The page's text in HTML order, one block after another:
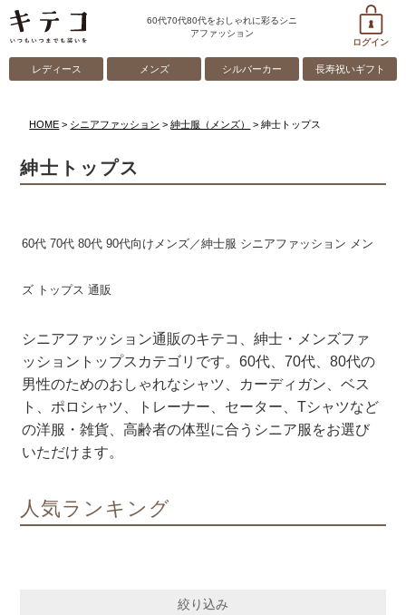
60代70代80代をおしゃれに彩るシニ
アファッション
ログイン
レディース メンズ シルバーカー 長寿祝いギフト
HOME シニアファッション 紳士服（メンズ） 紳士トップス
紳士トップス
60代 70代 80代 90代向けメンズ／紳士服 シニアファッション メン
ズ トップス 通販
シニアファッション通販のキテコ、紳士・メンズファ
ッショントップスカテゴリです。60代、70代、80代の
男性のためのおしゃれなシャツ、カーディガン、ベス
ト、ポロシャツ、トレーナー、セーター、Tシャツなど
の洋服・雑貨、高齢者の体型に合うシニア服をお選び
いただけます。
人気ランキング
絞り込み